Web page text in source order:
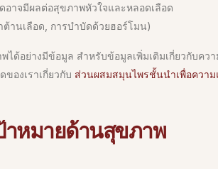
าจมีผลต่อสุขภาพหัวใจและหลอดเลือด
านเลือด, การบำบัดด้วยฮอร์โมน)
ด้อย่างมีข้อมูล สำหรับข้อมูลเพิ่มเติมเกี่ยวกับคว
องเราเกี่ยวกับ ส่วนผสมสมุนไพรชั้นนำเพื่อความ
าหมายด้านสุขภาพ